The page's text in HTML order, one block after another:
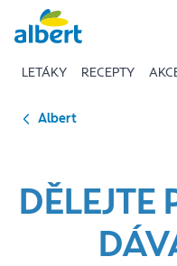
Přeskočit
Kariéra
LETÁKY RECEPTY
Albert
DĚLEJTE